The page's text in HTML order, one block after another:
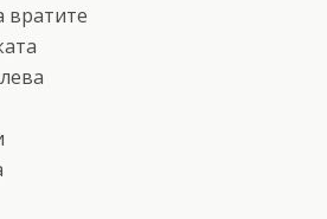
вратите